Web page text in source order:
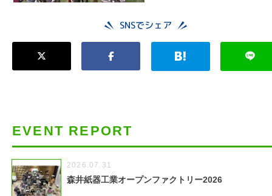
SNSでシェア
EVENT REPORT
2026.07.31
森井紙器工業オープンファクトリー2026